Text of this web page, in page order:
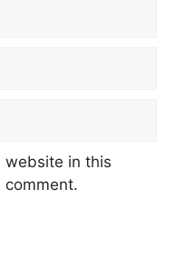
website in this